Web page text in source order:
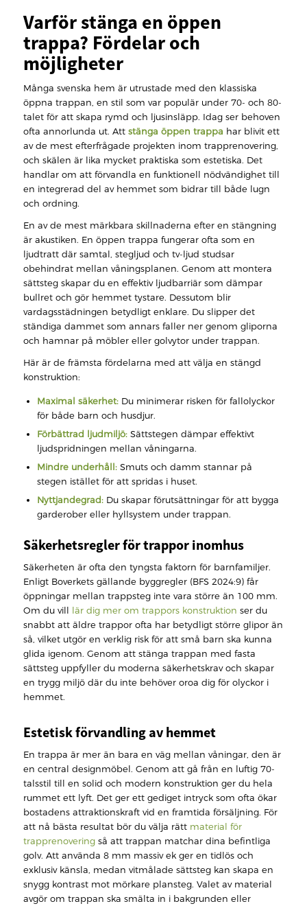
Varför stänga en öppen
trappa? Fördelar och
möjligheter
Många svenska hem är utrustade med den klassiska
öppna trappan, en stil som var populär under 70- och 80-
talet för att skapa rymd och ljusinsläpp. Idag ser behoven
ofta annorlunda ut. Att stänga öppen trappa har blivit ett
av de mest efterfrågade projekten inom trapprenovering,
och skälen är lika mycket praktiska som estetiska. Det
handlar om att förvandla en funktionell nödvändighet till
en integrerad del av hemmet som bidrar till både lugn
och ordning.
En av de mest märkbara skillnaderna efter en stängning
är akustiken. En öppen trappa fungerar ofta som en
ljudtratt där samtal, stegljud och tv-ljud studsar
obehindrat mellan våningsplanen. Genom att montera
sättsteg skapar du en effektiv ljudbarriär som dämpar
bullret och gör hemmet tystare. Dessutom blir
vardagsstädningen betydligt enklare. Du slipper det
ständiga dammet som annars faller ner genom gliporna
och hamnar på möbler eller golvytor under trappan.
Här är de främsta fördelarna med att välja en stängd
konstruktion:
Maximal säkerhet:Du minimerar risken för fallolyckor
för både barn och husdjur.
Förbättrad ljudmiljö:Sättstegen dämpar effektivt
ljudspridningen mellan våningarna.
Mindre underhåll:Smuts och damm stannar på
stegen istället för att spridas i huset.
Nyttjandegrad:Du skapar förutsättningar för att bygga
garderober eller hyllsystem under trappan.
Säkerhetsregler för trappor inomhus
Säkerheten är ofta den tyngsta faktorn för barnfamiljer.
Enligt Boverkets gällande byggregler (BFS 2024:9) får
öppningar mellan trappsteg inte vara större än 100 mm.
Om du vill lär dig mer om trappors konstruktion ser du
snabbt att äldre trappor ofta har betydligt större glipor än
så, vilket utgör en verklig risk för att små barn ska kunna
glida igenom. Genom att stänga trappan med fasta
sättsteg uppfyller du moderna säkerhetskrav och skapar
en trygg miljö där du inte behöver oroa dig för olyckor i
hemmet.
Estetisk förvandling av hemmet
En trappa är mer än bara en väg mellan våningar, den är
en central designmöbel. Genom att gå från en luftig 70-
talsstil till en solid och modern konstruktion ger du hela
rummet ett lyft. Det ger ett gediget intryck som ofta ökar
bostadens attraktionskraft vid en framtida försäljning. För
att nå bästa resultat bör du välja rätt material för
trapprenoveringså att trappan matchar dina befintliga
golv. Att använda 8 mm massiv ek ger en tidlös och
exklusiv känsla, medan vitmålade sättsteg kan skapa en
snygg kontrast mot mörkare plansteg. Valet av material
avgör om trappan ska smälta in i bakgrunden eller